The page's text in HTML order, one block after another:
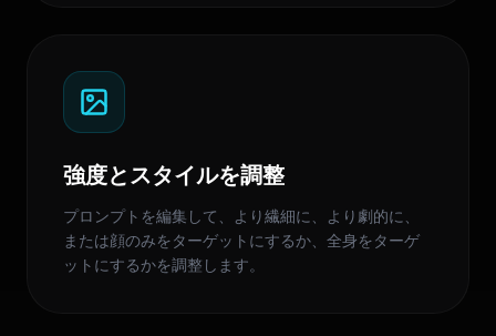
強度とスタイルを調整
プロンプトを編集して、より繊細に、より劇的に、
または顔のみをターゲットにするか、全身をターゲ
ットにするかを調整します。